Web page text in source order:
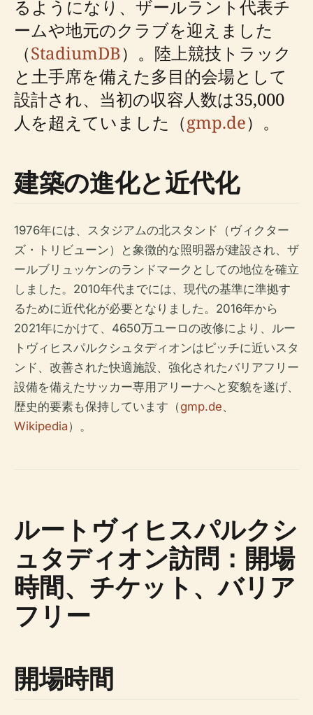
るようになり、ザールラント代表チ
ームや地元のクラブを迎えました
（StadiumDB）。陸上競技トラック
と土手席を備えた多目的会場として
設計され、当初の収容人数は35,000
人を超えていました（gmp.de）。
建築の進化と近代化
1976年には、スタジアムの北スタンド（ヴィクター
ズ・トリビューン）と象徴的な照明器が建設され、ザ
ールブリュッケンのランドマークとしての地位を確立
しました。2010年代までには、現代の基準に準拠す
るために近代化が必要となりました。2016年から
2021年にかけて、4650万ユーロの改修により、ルー
トヴィヒスパルクシュタディオンはピッチに近いスタ
ンド、改善された快適施設、強化されたバリアフリー
設備を備えたサッカー専用アリーナへと変貌を遂げ、
歴史的要素も保持しています（gmp.de、
Wikipedia）。
ルートヴィヒスパルクシ
ュタディオン訪問：開場
時間、チケット、バリア
フリー
開場時間